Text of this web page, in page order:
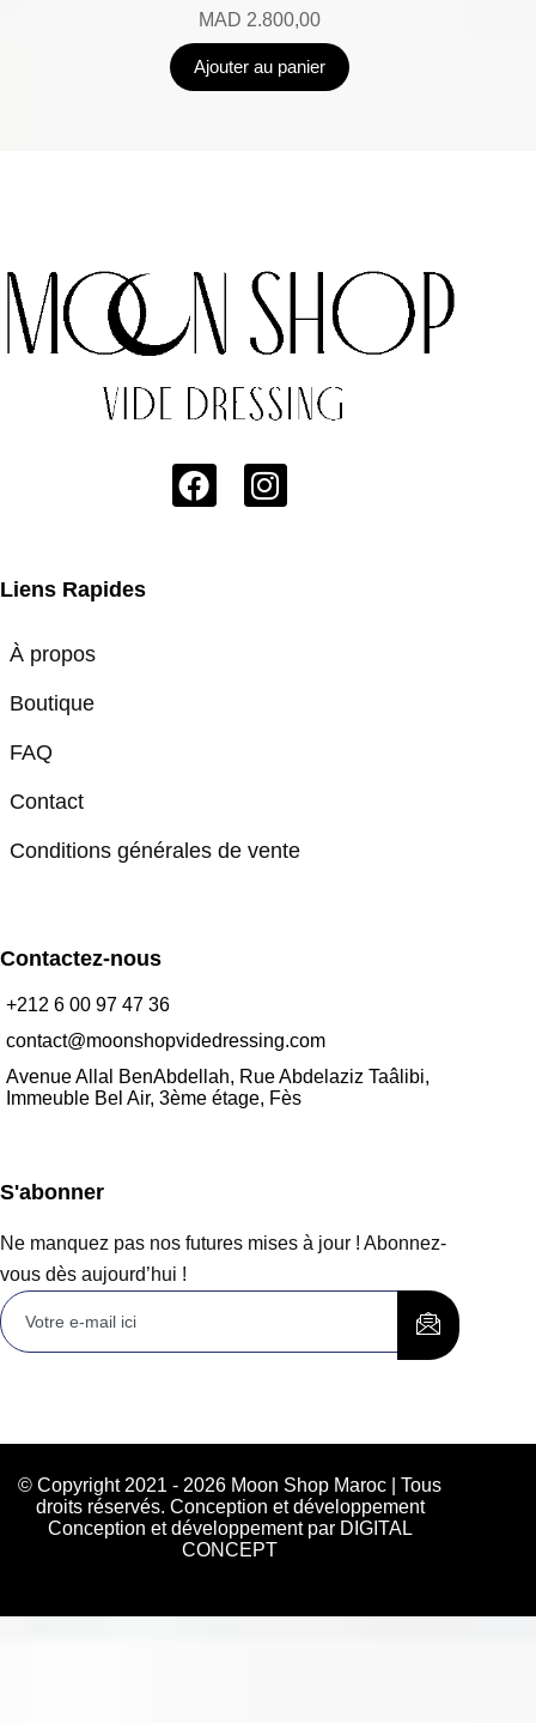
MAD 2.800,00
Ajouter au panier
Liens Rapides
À propos
Boutique
FAQ
Contact
Conditions générales de vente
Contactez-nous
+212 6 00 97 47 36
contact@moonshopvidedressing.com
Avenue Allal BenAbdellah, Rue Abdelaziz Taâlibi,
Immeuble Bel Air, 3ème étage, Fès
S'abonner
Ne manquez pas nos futures mises à jour ! Abonnez-
vous dès aujourd’hui !
© Copyright 2021 - 2026 Moon Shop Maroc | Tous
droits réservés. Conception et développement
Conception et développement par DIGITAL
CONCEPT